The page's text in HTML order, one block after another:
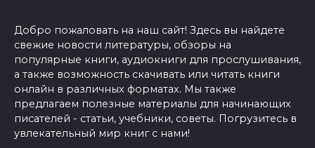
Добро пожаловать на наш сайт! Здесь вы найдете
свежие новости литературы, обзоры на
популярные книги, аудиокниги для прослушивания,
а также возможность скачивать или читать книги
онлайн в различных форматах. Мы также
предлагаем полезные материалы для начинающих
писателей - статьи, учебники, советы. Погрузитесь в
увлекательный мир книг с нами!